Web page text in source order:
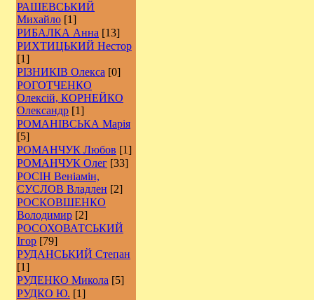
РАШЕВСЬКИЙ
Михайло [1]
РИБАЛКА Анна [13]
РИХТИЦЬКИЙ Нестор
[1]
РІЗНИКІВ Олекса [0]
РОГОТЧЕНКО
Олексій, КОРНЕЙКО
Олександр [1]
РОМАНІВСЬКА Марія
[5]
РОМАНЧУК Любов [1]
РОМАНЧУК Олег [33]
РОСІН Веніамін,
СУСЛОВ Владлен [2]
РОCКОВШЕНКО
Володимир [2]
РОСОХОВАТСЬКИЙ
Ігор [79]
РУДАНСЬКИЙ Степан
[1]
РУДЕНКО Микола [5]
РУДКО Ю. [1]